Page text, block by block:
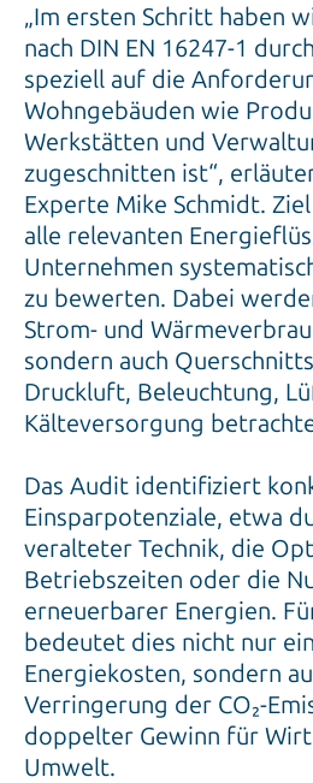
„Im ersten Schritt haben
nach DIN EN 16247-1
speziell auf die
Wohngebäuden wie
Werkstätten und
zugeschnitten ist“,
Experte Mike Schmidt.
alle relevanten
Unternehmen
zu bewerten. Dabei
Strom- und
sondern auch
Druckluft, Beleuchtung,
Kälteversorgung
Das Audit identifiziert
Einsparpotenziale, etwa
veralteter Technik, die
Betriebszeiten oder die
erneuerbarer Energien.
bedeutet dies nicht nur
Energiekosten, sondern
Verringerung der CO₂-
doppelter Gewinn für
Umwelt.